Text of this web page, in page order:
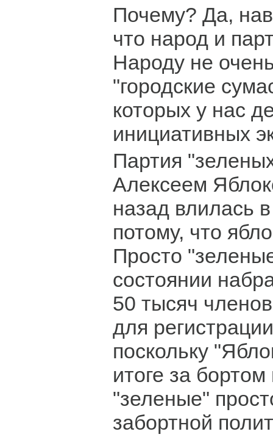
Почему? Да,
что народ и
Народу не
"городские
которых у нас
инициативных
Партия
Алексеем
назад влилась
потому, что
Просто
состоянии
50 тысяч
для
поскольку
итоге за
"зеленые"
забортной